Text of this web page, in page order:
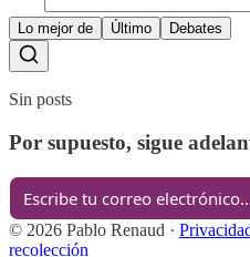
Lo mejor de Último Debates
Sin posts
Por supuesto, sigue
© 2026 Pablo Renaud ·
recolección